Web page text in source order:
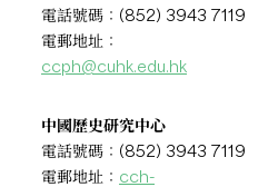
電話號碼：(852) 3943 7119
電郵地址：
ccph@cuhk.edu.hk
中國歷史研究中心
電話號碼：(852) 3943 7119
電郵地址： cch-